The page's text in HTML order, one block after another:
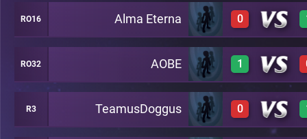
1 A23
RO16 Alma Eterna 0
0 A27
RO32 AOBE 1
1 A20
R3 TeamusDoggus 0